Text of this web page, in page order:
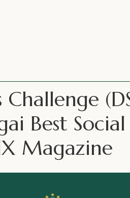
Best
Magazine